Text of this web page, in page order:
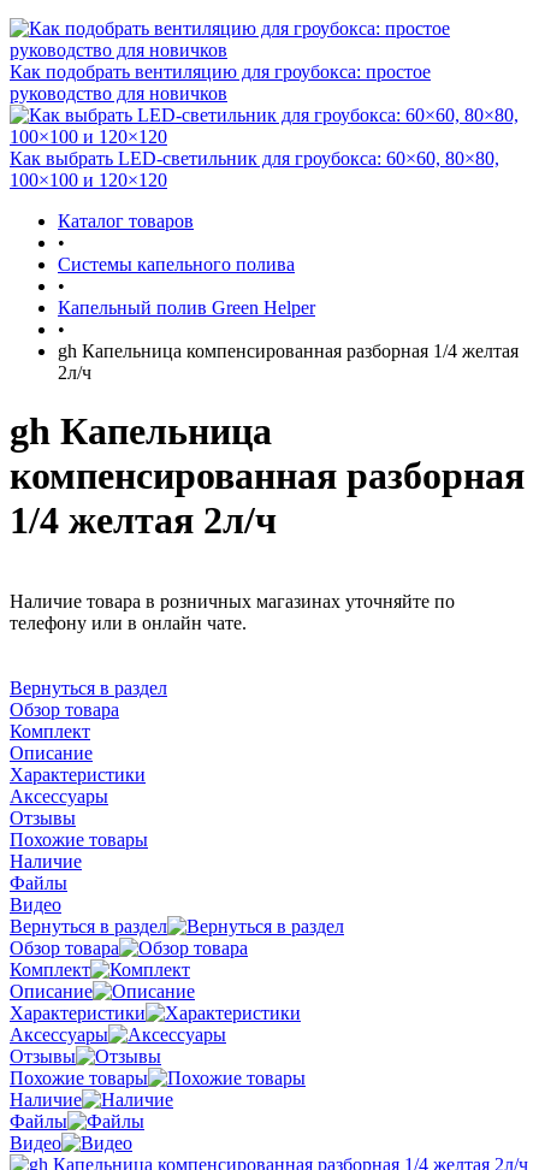
Как подобрать вентиляцию для гроубокса: простое
руководство для новичков
Как выбрать LED-светильник для гроубокса: 60×60, 80×80,
100×100 и 120×120
Каталог товаров
•
Системы капельного полива
•
Капельный полив Green Helper
•
gh Капельница компенсированная разборная 1/4 желтая
2л/ч
gh Капельница
компенсированная разборная
1/4 желтая 2л/ч
Наличие товара в розничных магазинах уточняйте по
телефону или в онлайн чате.
Вернуться в раздел
Обзор товара
Комплект
Описание
Характеристики
Аксессуары
Отзывы
Похожие товары
Наличие
Файлы
Видео
Вернуться в раздел
Обзор товара
Комплект
Описание
Характеристики
Аксессуары
Отзывы
Похожие товары
Наличие
Файлы
Видео